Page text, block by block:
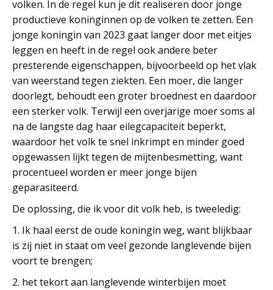
volken. In de regel kun je dit realiseren door jonge
productieve koninginnen op de volken te zetten. Een
jonge koningin van 2023 gaat langer door met eitjes
leggen en heeft in de regel ook andere beter
presterende eigenschappen, bijvoorbeeld op het vlak
van weerstand tegen ziekten. Een moer, die langer
doorlegt, behoudt een groter broednest en daardoor
een sterker volk. Terwijl een overjarige moer soms al
na de langste dag haar eilegcapaciteit beperkt,
waardoor het volk te snel inkrimpt en minder goed
opgewassen lijkt tegen de mijtenbesmetting, want
procentueel worden er meer jonge bijen
geparasiteerd.
De oplossing, die ik voor dit volk heb, is tweeledig:
1. Ik haal eerst de oude koningin weg, want blijkbaar
is zij niet in staat om veel gezonde langlevende bijen
voort te brengen;
2. het tekort aan langlevende winterbijen moet